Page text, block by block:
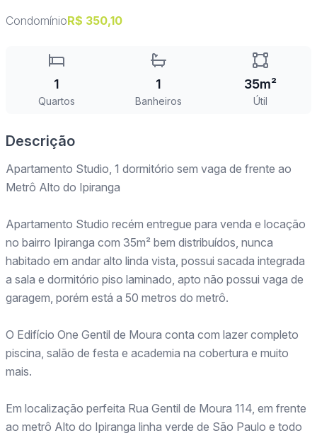
CondomínioR$ 350,10
1
Quartos
1
Banheiros
35m²
Útil
Descrição
Apartamento Studio, 1 dormitório sem vaga de frente ao
Metrô Alto do Ipiranga
Apartamento Studio recém entregue para venda e locação
no bairro Ipiranga com 35m² bem distribuídos, nunca
habitado em andar alto linda vista, possui sacada integrada
a sala e dormitório piso laminado, apto não possui vaga de
garagem, porém está a 50 metros do metrô.
O Edifício One Gentil de Moura conta com lazer completo
piscina, salão de festa e academia na cobertura e muito
mais.
Em localização perfeita Rua Gentil de Moura 114, em frente
ao metrô Alto do Ipiranga linha verde de São Paulo e todo